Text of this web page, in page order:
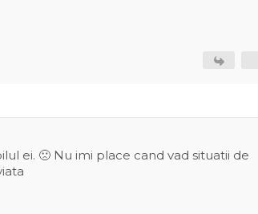
ei. 🙁 Nu imi place cand vad situatii de